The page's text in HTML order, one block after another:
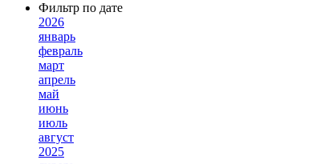
Фильтр по дате
2026
январь
февраль
март
апрель
май
июнь
июль
август
2025